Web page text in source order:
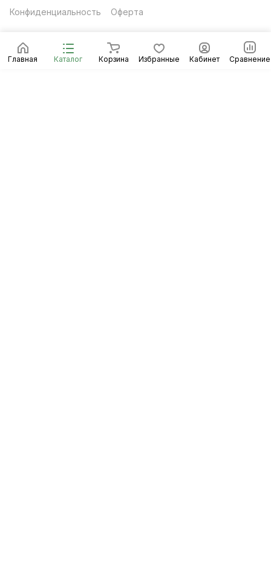
Главная Каталог Корзина Избранные Кабинет Сравнение
Конфиденциальность Оферта